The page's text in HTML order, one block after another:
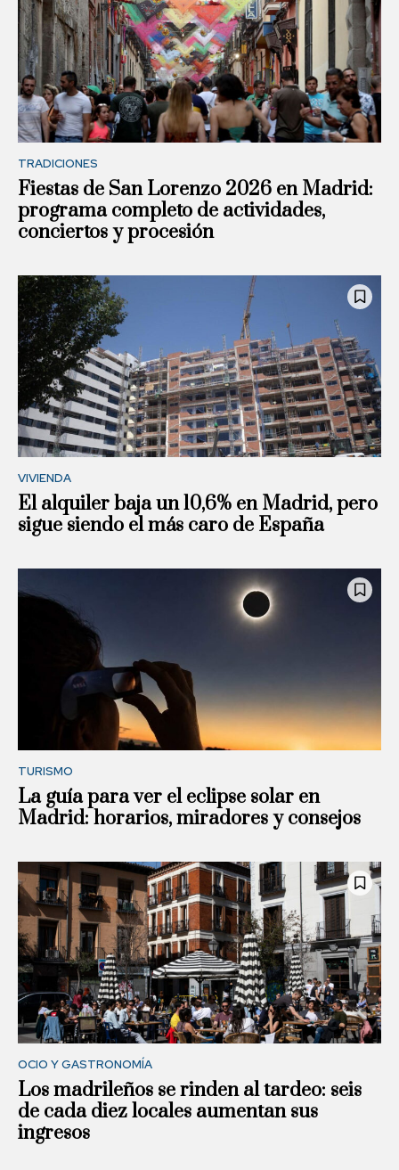
TRADICIONES
Fiestas de San Lorenzo 2026 en Madrid:
programa completo de actividades,
conciertos y procesión
VIVIENDA
El alquiler baja un 10,6% en Madrid, pero
sigue siendo el más caro de España
TURISMO
La guía para ver el eclipse solar en
Madrid: horarios, miradores y consejos
OCIO Y GASTRONOMÍA
Los madrileños se rinden al tardeo: seis
de cada diez locales aumentan sus
ingresos